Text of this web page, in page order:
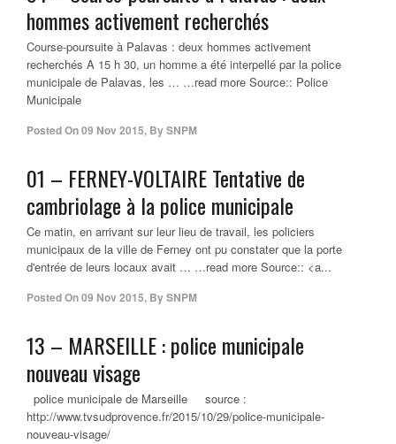
hommes activement recherchés
Course-poursuite à Palavas : deux hommes activement
recherchés A 15 h 30, un homme a été interpellé par la police
municipale de Palavas, les … …read more Source:: Police
Municipale
Posted On09 Nov 2015, BySNPM
01 – FERNEY-VOLTAIRE Tentative de
cambriolage à la police municipale
Ce matin, en arrivant sur leur lieu de travail, les policiers
municipaux de la ville de Ferney ont pu constater que la porte
d'entrée de leurs locaux avait … …read more Source:: <a...
Posted On09 Nov 2015, BySNPM
13 – MARSEILLE : police municipale
nouveau visage
police municipale de Marseille source :
http://www.tvsudprovence.fr/2015/10/29/police-municipale-
nouveau-visage/